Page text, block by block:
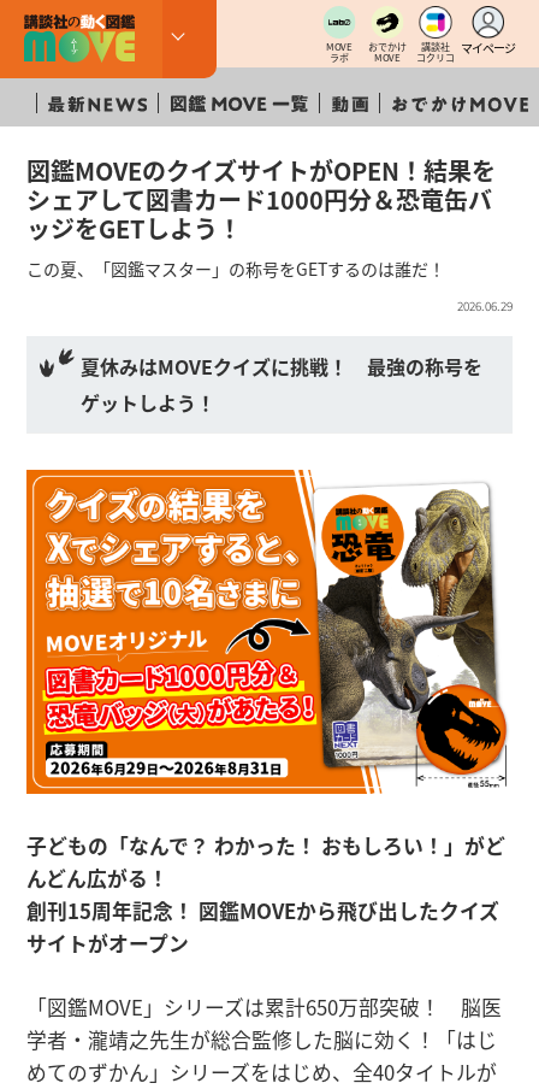
MOVE
ラボ
おでかけ
MOVE
講談社
コクリコ
マイページ
図鑑MOVEのクイズサイトがOPEN！結果を
シェアして図書カード1000円分＆恐竜缶バ
ッジをGETしよう！
この夏、「図鑑マスター」の称号をGETするのは誰だ！
2026.06.29
夏休みはMOVEクイズに挑戦！ 最強の称号を
ゲットしよう！
子どもの「なんで？ わかった！ おもしろい！」がど
んどん広がる！
創刊15周年記念！ 図鑑MOVEから飛び出したクイズ
サイトがオープン
「図鑑MOVE」シリーズは累計650万部突破！ 脳医
学者・瀧靖之先生が総合監修した脳に効く！「はじ
めてのずかん」シリーズをはじめ、全40タイトルが